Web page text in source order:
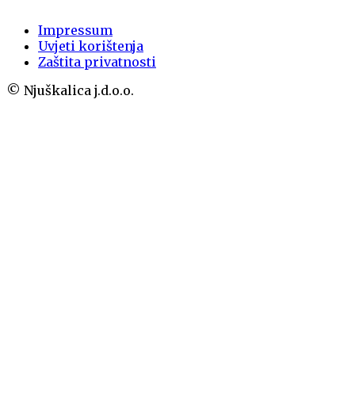
Impressum
Uvjeti korištenja
Zaštita privatnosti
© Njuškalica j.d.o.o.